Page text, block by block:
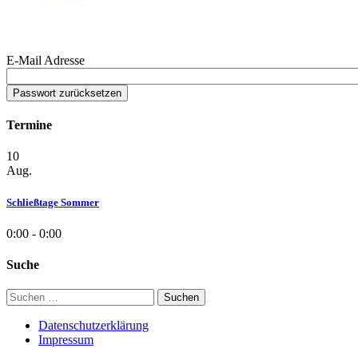
E-Mail Adresse
Termine
10
Aug.
Schließtage Sommer
0:00 - 0:00
Suche
Suchen
nach:
Datenschutzerklärung
Impressum